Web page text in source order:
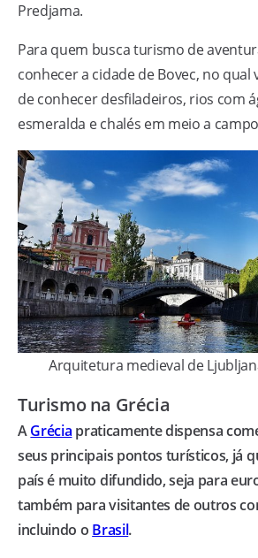
Predjama.
Para quem busca turismo de
conhecer a cidade de Bovec, no qual
de conhecer desfiladeiros, rios com
esmeralda e chalés em meio a
Arquitetura medieval de
Turismo na Grécia
AGrécia praticamente dispensa
seus principais pontos turísticos, já
país é muito difundido, seja para
também para visitantes de outros
incluindo o Brasil.